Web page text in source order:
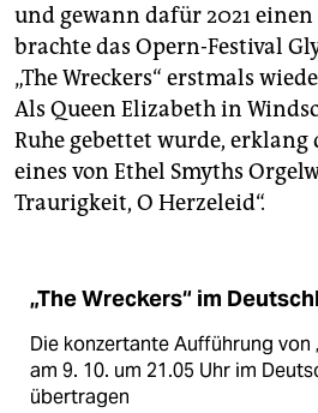
und gewann dafür 2021 einen
brachte das Opern-Festival
„The Wreckers“ erstmals
Als Queen Elizabeth in
Ruhe gebettet wurde,
eines von Ethel Smyths
Traurigkeit, O Herzeleid“.
„The Wreckers“ im
Die konzertante Aufführung von
am 9. 10. um 21.05 Uhr im
übertragen